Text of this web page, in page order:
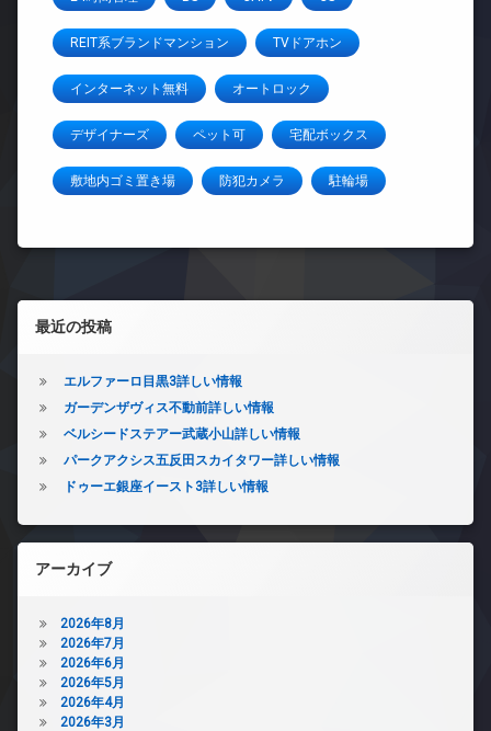
REIT系ブランドマンション TVドアホン
インターネット無料 オートロック
デザイナーズ ペット可 宅配ボックス
敷地内ゴミ置き場 防犯カメラ 駐輪場
左サイドバー
最近の投稿
エルファーロ目黒3詳しい情報
ガーデンザヴィス不動前詳しい情報
ベルシードステアー武蔵小山詳しい情報
パークアクシス五反田スカイタワー詳しい情報
ドゥーエ銀座イースト3詳しい情報
アーカイブ
2026年8月
2026年7月
2026年6月
2026年5月
2026年4月
2026年3月